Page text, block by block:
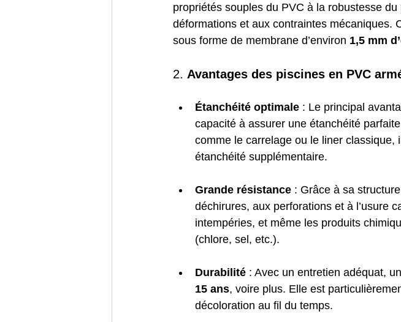
propriétés souples du PVC à la robustesse
déformations et aux contraintes mécaniques.
sous forme de membrane d’environ 1,5 mm
2. Avantages des piscines en PVC
Étanchéité optimale : Le principal
capacité à assurer une étanchéité
comme le carrelage ou le liner classique,
étanchéité supplémentaire.
Grande résistance : Grâce à sa
déchirures, aux perforations et à l’usure
intempéries, et même les produits
(chlore, sel, etc.).
Durabilité : Avec un entretien adéquat,
15 ans, voire plus. Elle est
décoloration au fil du temps.